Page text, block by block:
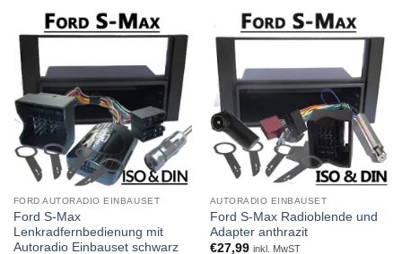
FORD AUTORADIO EINBAUSET
Ford S-Max
Lenkradfernbedienung mit
Autoradio Einbauset schwarz
AUTORADIO EINBAUSET
Ford S-Max Radioblende und
Adapter anthrazit
€27,99 inkl. MwST